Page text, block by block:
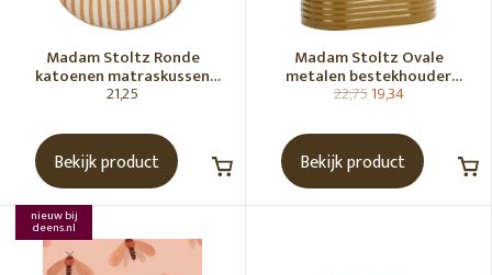
Madam Stoltz Ronde
katoenen matraskussen
Gebroken wit, donkere
21,25
Bekijk product
Madam Stoltz Ovale
metalen bestekhouder
Tapenade
22,7519,34
Bekijk product
nieuw bij
deens.nl